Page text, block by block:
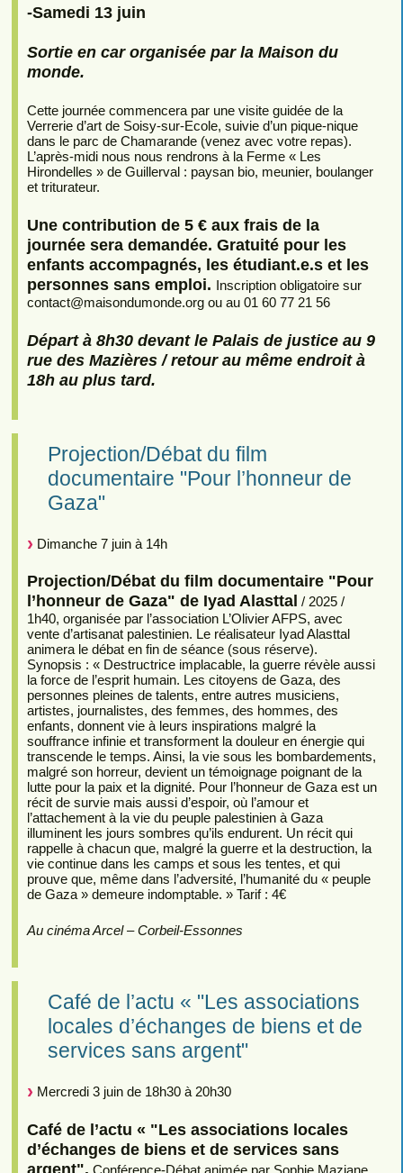
-Samedi 13 juin
Sortie en car organisée par la Maison du
monde.
Cette journée commencera par une visite guidée de la
Verrerie d’art de Soisy-sur-Ecole, suivie d’un pique-nique
dans le parc de Chamarande (venez avec votre repas).
L’après-midi nous nous rendrons à la Ferme « Les
Hirondelles » de Guillerval : paysan bio, meunier, boulanger
et triturateur.
Une contribution de 5 € aux frais de la
journée sera demandée. Gratuité pour les
enfants accompagnés, les étudiant.e.s et les
personnes sans emploi. Inscription obligatoire sur
contact@maisondumonde.org ou au 01 60 77 21 56
Départ à 8h30 devant le Palais de justice au 9
rue des Mazières / retour au même endroit à
18h au plus tard.
Projection/Débat du film
documentaire "Pour l’honneur de
Gaza"
Dimanche 7 juin à 14h
Projection/Débat du film documentaire "Pour
l’honneur de Gaza" de Iyad Alasttal / 2025 /
1h40, organisée par l’association L’Olivier AFPS, avec
vente d’artisanat palestinien. Le réalisateur Iyad Alasttal
animera le débat en fin de séance (sous réserve).
Synopsis : « Destructrice implacable, la guerre révèle aussi
la force de l’esprit humain. Les citoyens de Gaza, des
personnes pleines de talents, entre autres musiciens,
artistes, journalistes, des femmes, des hommes, des
enfants, donnent vie à leurs inspirations malgré la
souffrance infinie et transforment la douleur en énergie qui
transcende le temps. Ainsi, la vie sous les bombardements,
malgré son horreur, devient un témoignage poignant de la
lutte pour la paix et la dignité. Pour l’honneur de Gaza est un
récit de survie mais aussi d’espoir, où l’amour et
l’attachement à la vie du peuple palestinien à Gaza
illuminent les jours sombres qu’ils endurent. Un récit qui
rappelle à chacun que, malgré la guerre et la destruction, la
vie continue dans les camps et sous les tentes, et qui
prouve que, même dans l’adversité, l’humanité du « peuple
de Gaza » demeure indomptable. » Tarif : 4€
Au cinéma Arcel – Corbeil-Essonnes
Café de l’actu « "Les associations
locales d’échanges de biens et de
services sans argent"
Mercredi 3 juin de 18h30 à 20h30
Café de l’actu « "Les associations locales
d’échanges de biens et de services sans
argent". Conférence-Débat animée par Sophie Maziane